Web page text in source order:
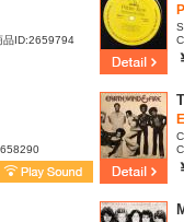
品ID:2659794